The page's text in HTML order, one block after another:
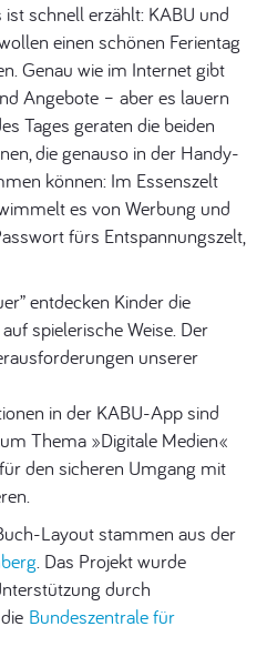
schnell erzählt: KABU und
einen schönen Ferientag
Genau wie im Internet gibt
Angebote – aber es lauern
Tages geraten die beiden
die genauso in der Handy-
können: Im Essenszelt
es von Werbung und
fürs Entspannungszelt,
entdecken Kinder die
spielerische Weise. Der
unserer
in der KABU-App sind
Thema »Digitale Medien«
den sicheren Umgang mit
Layout stammen aus der
. Das Projekt wurde
durch
Bundeszentrale für